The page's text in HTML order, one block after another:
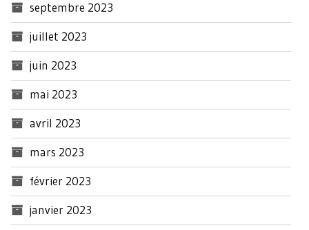
septembre 2023
juillet 2023
juin 2023
mai 2023
avril 2023
mars 2023
février 2023
janvier 2023